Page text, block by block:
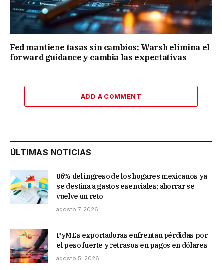
Fed mantiene tasas sin cambios; Warsh elimina el
forward guidance y cambia las expectativas
ADD A COMMENT
ÚLTIMAS NOTICIAS
86% del ingreso de los hogares mexicanos ya
se destina a gastos esenciales; ahorrar se
vuelve un reto
agosto 7, 2026
PyMEs exportadoras enfrentan pérdidas por
el peso fuerte y retrasos en pagos en dólares
agosto 5, 2026